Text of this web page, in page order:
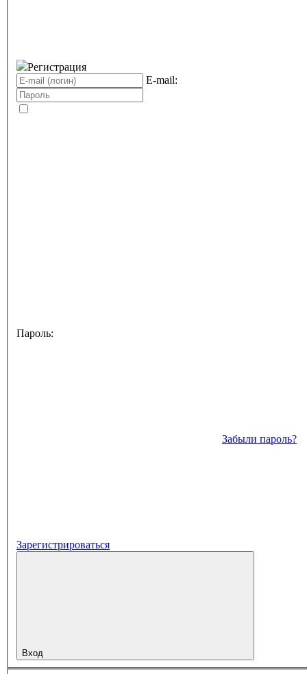
Регистрация
E-mail:
Пароль:
Забыли пароль?
Зарегистрироваться
Вход